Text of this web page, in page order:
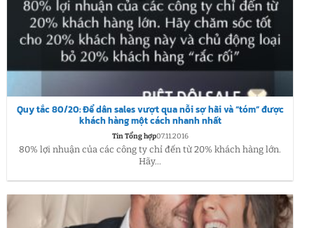
Quy tắc 80/20: Để dân sales vượt qua nỗi sợ hãi và “tóm” được
khách hàng một cách nhanh nhất
Tin Tổng hợp07.11.2016
80% lợi nhuận của các công ty chỉ đến từ 20% khách hàng lớn.
Hãy...